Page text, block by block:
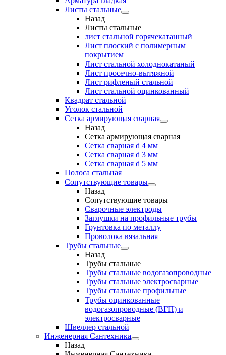
Листы стальные
Назад
Листы стальные
лист стальной горячекатанный
Лист плоский с полимерным
покрытием
Лист стальной холоднокатаный
Лист просечно-вытяжной
Лист рифленый стальной
Лист стальной оцинкованный
Квадрат стальной
Уголок стальной
Сетка армирующая сварная
Назад
Сетка армирующая сварная
Сетка сварная d 4 мм
Сетка сварная d 3 мм
Сетка сварная d 5 мм
Полоса стальная
Сопутствующие товары
Назад
Сопутствующие товары
Сварочные электроды
Заглушки на профильные трубы
Грунтовка по металлу
Проволока вязальная
Трубы стальные
Назад
Трубы стальные
Трубы стальные водогазопроводные
Трубы стальные электросварные
Трубы стальные профильные
Трубы оцинкованные
водогазопроводные (ВГП) и
электросварные
Швеллер стальной
Инженерная Сантехника
Назад